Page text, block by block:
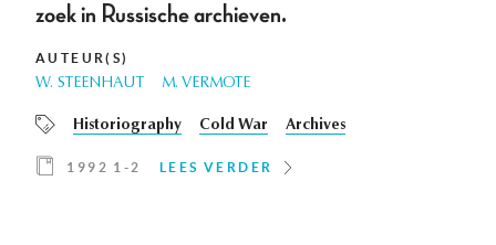
zoek in Russische archieven.
AUTEUR(S)
W. STEENHAUT M. VERMOTE
Historiography Cold War Archives
1992 1-2 LEES VERDER